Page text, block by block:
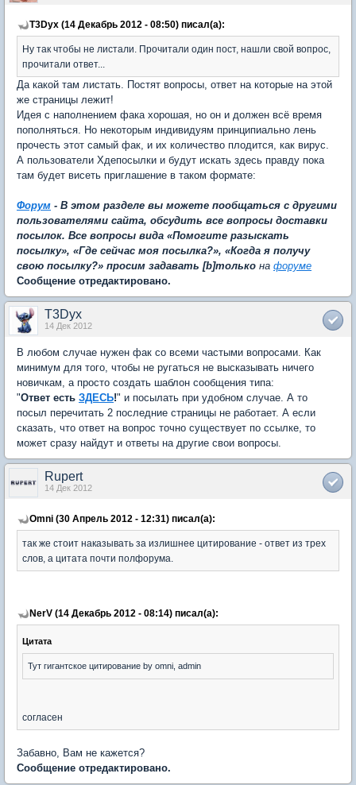
T3Dyx (14 Декабрь 2012 - 08:50) писал(а):
Ну так чтобы не листали. Прочитали один пост, нашли свой вопрос,
прочитали ответ...
Да какой там листать. Постят вопросы, ответ на которые на этой
же страницы лежит!
Идея с наполнением фака хорошая, но он и должен всё время
пополняться. Но некоторым индивидуям принципиально лень
прочесть этот самый фак, и их количество плодится, как вирус.
А пользователи Хдепосылки и будут искать здесь правду пока
там будет висеть приглашение в таком формате:
Форум - В этом разделе вы можете пообщаться с другими
пользователями сайта, обсудить все вопросы доставки
посылок. Все вопросы вида «Помогите разыскать
посылку», «Где сейчас моя посылка?», «Когда я получу
свою посылку?» просим задавать [b]только на форуме
Сообщение отредактировано.
T3Dyx
14 Дек 2012
В любом случае нужен фак со всеми частыми вопросами. Как
минимум для того, чтобы не ругаться не высказывать ничего
новичкам, а просто создать шаблон сообщения типа:
"Ответ есть ЗДЕСЬ!" и посылать при удобном случае. А то
посыл перечитать 2 последние страницы не работает. А если
сказать, что ответ на вопрос точно существует по ссылке, то
может сразу найдут и ответы на другие свои вопросы.
Rupert
14 Дек 2012
Omni (30 Апрель 2012 - 12:31) писал(а):
так же стоит наказывать за излишнее цитирование - ответ из трех
слов, а цитата почти полфорума.
NerV (14 Декабрь 2012 - 08:14) писал(а):
Цитата
Тут гигантское цитирование by omni, admin
согласен
Забавно, Вам не кажется?
Сообщение отредактировано.